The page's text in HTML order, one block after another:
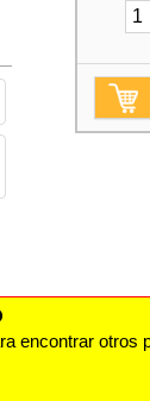
encontrar otros